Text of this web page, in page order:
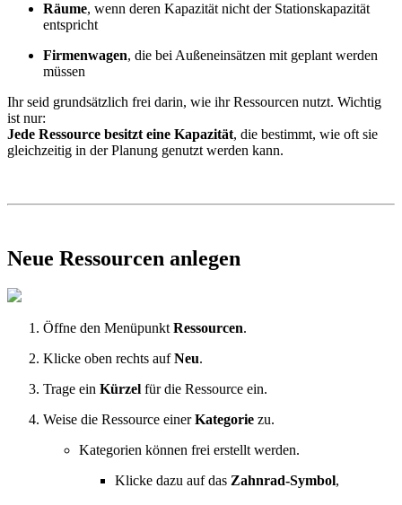
Räume, wenn deren Kapazität nicht der Stationskapazität
entspricht
Firmenwagen, die bei Außeneinsätzen mit geplant werden
müssen
Ihr seid grundsätzlich frei darin, wie ihr Ressourcen nutzt. Wichtig
ist nur:
Jede Ressource besitzt eine Kapazität, die bestimmt, wie oft sie
gleichzeitig in der Planung genutzt werden kann.
Neue Ressourcen anlegen
Öffne den MenüpunktRessourcen.
Klicke oben rechts aufNeu.
Trage ein Kürzel für die Ressource ein.
Weise die Ressource einerKategorie zu.
Kategorien können frei erstellt werden.
Klicke dazu auf das Zahnrad-Symbol,